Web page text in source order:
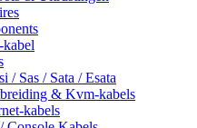
/ Sas / Sata / Esata
& Kvm-kabels
kabels